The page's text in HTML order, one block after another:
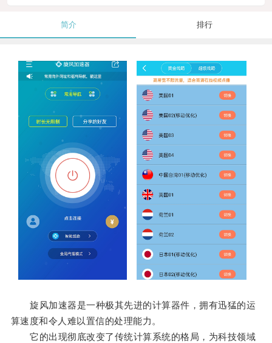
简介 排行
旋风加速器是一种极其先进的计算器件，拥有迅猛的运
算速度和令人难以置信的处理能力。
它的出现彻底改变了传统计算系统的格局，为科技领域